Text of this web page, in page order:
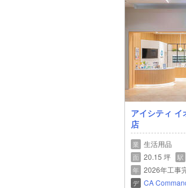
アイシティ イ
店
業 生活用品
面 20.15 坪 駅
年 2026年工事
デ CA